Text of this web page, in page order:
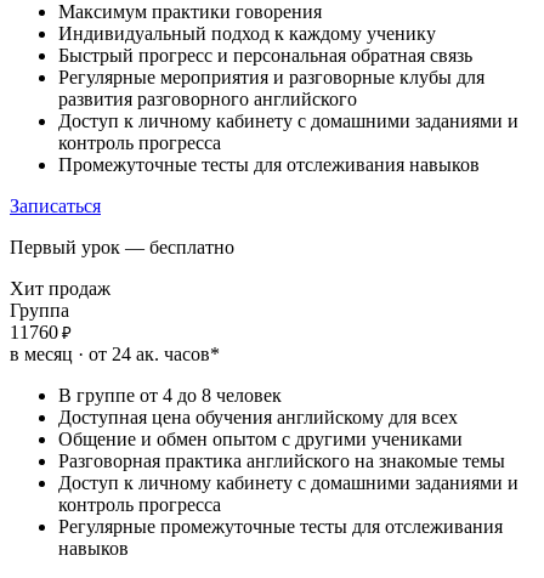
Максимум практики говорения
Индивидуальный подход к каждому ученику
Быстрый прогресс и персональная обратная связь
Регулярные мероприятия и разговорные клубы для
развития разговорного английского
Доступ к личному кабинету с домашними заданиями и
контроль прогресса
Промежуточные тесты для отслеживания навыков
Записаться
Первый урок — бесплатно
Хит продаж
Группа
11760 ₽
в месяц · от 24 ак. часов*
В группе от 4 до 8 человек
Доступная цена обучения английскому для всех
Общение и обмен опытом с другими учениками
Разговорная практика английского на знакомые темы
Доступ к личному кабинету с домашними заданиями и
контроль прогресса
Регулярные промежуточные тесты для отслеживания
навыков